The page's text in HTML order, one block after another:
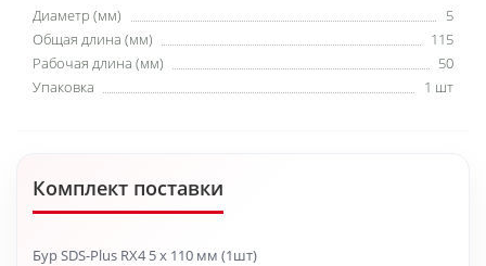
Диаметр (мм)
5
Общая длина (мм)
115
Рабочая длина (мм)
50
Упаковка
1 шт
Комплект поставки
Бур SDS-Plus RX4 5 x 110 мм (1шт)